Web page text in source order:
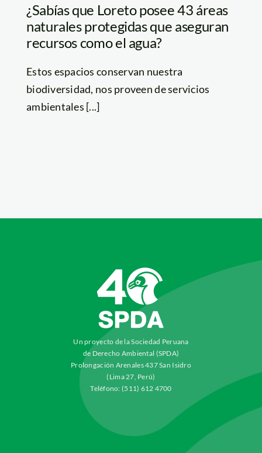
¿Sabías que Loreto posee 43 áreas
naturales protegidas que aseguran
recursos como el agua?
Estos espacios conservan nuestra
biodiversidad, nos proveen de servicios
ambientales [...]
Un proyecto de la Sociedad Peruana
de Derecho Ambiental (SPDA)
Prolongación Arenales 437 San Isidro
(Lima 27, Perú)
Teléfono: (511) 612 4700